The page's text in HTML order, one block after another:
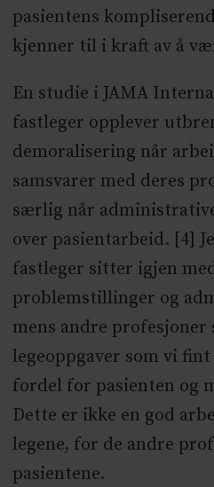
pasientens
kjenner til i kraft av å
En studie i JAMA
fastleger opplever
demoralisering når
samsvarer med deres
særlig når
over pasientarbeid. [4]
fastleger sitter igjen
problemstillinger og
mens andre profesjoner
legeoppgaver som vi
fordel for pasienten og
Dette er ikke en god
legene, for de andre
pasientene.